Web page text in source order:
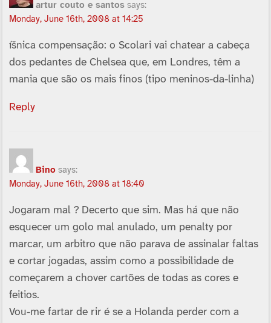
artur couto e santos says:
Monday, June 16th, 2008 at 14:25
íšnica compensação: o Scolari vai chatear a cabeça
dos pedantes de Chelsea que, em Londres, têm a
mania que são os mais finos (tipo meninos-da-linha)
Reply
Bino says:
Monday, June 16th, 2008 at 18:40
Jogaram mal ? Decerto que sim. Mas há que não
esquecer um golo mal anulado, um penalty por
marcar, um arbitro que não parava de assinalar faltas
e cortar jogadas, assim como a possibilidade de
começarem a chover cartões de todas as cores e
feitios.
Vou-me fartar de rir é se a Holanda perder com a